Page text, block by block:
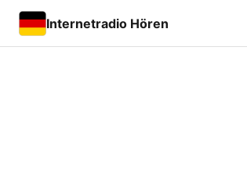
Internetradio Hören